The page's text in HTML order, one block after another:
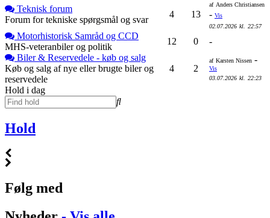
Teknisk forum
Forum for tekniske spørgsmål og svar
4 13
af Anders Christiansen
- Vis
02.07.2026 kl. 22:57
Motorhistorisk Samråd og CCD
MHS-veteranbiler og politik
12 0
-
Biler & Reservedele - køb og salg
Køb og salg af nye eller brugte biler og
reservedele
4 2
af Karsten Nissen -
Vis
03.07.2026 kl. 22:23
Hold i dag
Hold
Følg med